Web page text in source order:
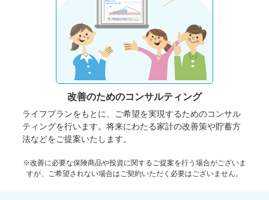
改善のためのコンサルティング
ライフプランをもとに、ご希望を実現するためのコンサル
ティングを行います。将来にわたる家計の改善策や貯蓄方
法などをご提案いたします。
※改善に必要な保険商品や投資に関するご提案を行う場合がございま
すが、ご希望されない場合はご契約いただく必要はございません。